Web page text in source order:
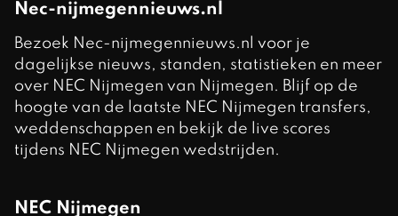
Nec-nijmegennieuws.nl
Bezoek Nec-nijmegennieuws.nl voor je
dagelijkse nieuws, standen, statistieken en meer
over NEC Nijmegen van Nijmegen. Blijf op de
hoogte van de laatste NEC Nijmegen transfers,
weddenschappen en bekijk de live scores
tijdens NEC Nijmegen wedstrijden.
NEC Nijmegen